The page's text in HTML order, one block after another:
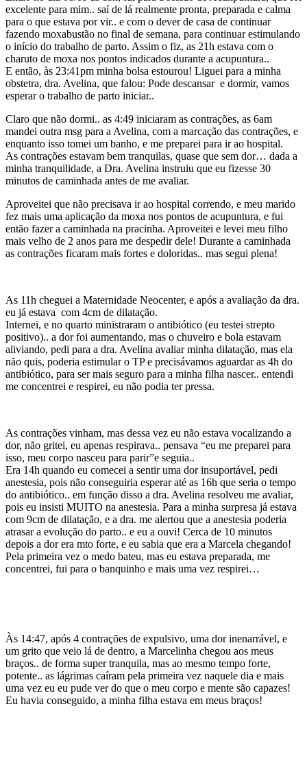
excelente para mim.. saí de lá realmente pronta, preparada e calma
para o que estava por vir.. e com o dever de casa de continuar
fazendo moxabustão no final de semana, para continuar estimulando
o início do trabalho de parto. Assim o fiz, as 21h estava com o
charuto de moxa nos pontos indicados durante a acupuntura..
E então, às 23:41pm minha bolsa estourou! Liguei para a minha
obstetra, dra. Avelina, que falou: Pode descansar e dormir, vamos
esperar o trabalho de parto iniciar..
Claro que não dormi.. as 4:49 iniciaram as contrações, as 6am
mandei outra msg para a Avelina, com a marcação das contrações, e
enquanto isso tomei um banho, e me preparei para ir ao hospital.
As contrações estavam bem tranquilas, quase que sem dor… dada a
minha tranquilidade, a Dra. Avelina instruiu que eu fizesse 30
minutos de caminhada antes de me avaliar.
Aproveitei que não precisava ir ao hospital correndo, e meu marido
fez mais uma aplicação da moxa nos pontos de acupuntura, e fui
então fazer a caminhada na pracinha. Aproveitei e levei meu filho
mais velho de 2 anos para me despedir dele! Durante a caminhada
as contrações ficaram mais fortes e doloridas.. mas segui plena!
As 11h cheguei a Maternidade Neocenter, e após a avaliação da dra.
eu já estava com 4cm de dilatação.
Internei, e no quarto ministraram o antibiótico (eu testei strepto
positivo).. a dor foi aumentando, mas o chuveiro e bola estavam
aliviando, pedi para a dra. Avelina avaliar minha dilatação, mas ela
não quis, poderia estimular o TP e precisávamos aguardar as 4h do
antibiótico, para ser mais seguro para a minha filha nascer.. entendi
me concentrei e respirei, eu não podia ter pressa.
As contrações vinham, mas dessa vez eu não estava vocalizando a
dor, não gritei, eu apenas respirava.. pensava “eu me preparei para
isso, meu corpo nasceu para parir”e seguia..
Era 14h quando eu comecei a sentir uma dor insuportável, pedi
anestesia, pois não conseguiria esperar até as 16h que seria o tempo
do antibiótico.. em função disso a dra. Avelina resolveu me avaliar,
pois eu insisti MUITO na anestesia. Para a minha surpresa já estava
com 9cm de dilatação, e a dra. me alertou que a anestesia poderia
atrasar a evolução do parto.. e eu a ouvi! Cerca de 10 minutos
depois a dor era mto forte, e eu sabia que era a Marcela chegando!
Pela primeira vez o medo bateu, mas eu estava preparada, me
concentrei, fui para o banquinho e mais uma vez respirei…
Às 14:47, após 4 contrações de expulsivo, uma dor inenarrável, e
um grito que veio lá de dentro, a Marcelinha chegou aos meus
braços.. de forma super tranquila, mas ao mesmo tempo forte,
potente.. as lágrimas caíram pela primeira vez naquele dia e mais
uma vez eu eu pude ver do que o meu corpo e mente são capazes!
Eu havia conseguido, a minha filha estava em meus braços!